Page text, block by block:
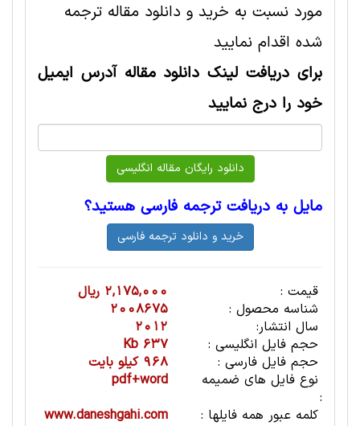
مورد نسبت به خرید و دانلود مقاله ترجمه
شده اقدام نمایید
برای دریافت لینک دانلود مقاله آدرس ایمیل
خود را درج نمایید
مایل به دریافت ترجمه فارسی هستید؟
قیمت :
2,175,000 ریال
شناسه محصول :
2008675
سال انتشار:
2012
حجم فایل انگلیسی :
637 Kb
حجم فایل فارسی :
968 کیلو بایت
نوع فایل های ضمیمه
:
pdf+word
کلمه عبور همه فایلها :
www.daneshgahi.com